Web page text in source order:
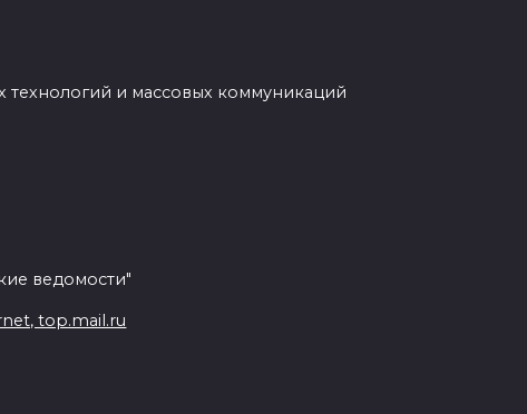
и массовых коммуникаций
ведомости"
top.mail.ru